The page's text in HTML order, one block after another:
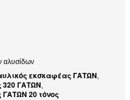
αλυσίδων
εκσκαφέας ΓΑΤΩΝ,
320 ΓΑΤΩΝ,
20 τόνος